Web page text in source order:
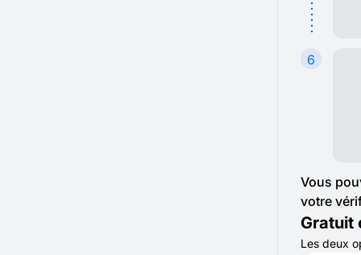
6
Vous
votre
Gratuit
Les deux